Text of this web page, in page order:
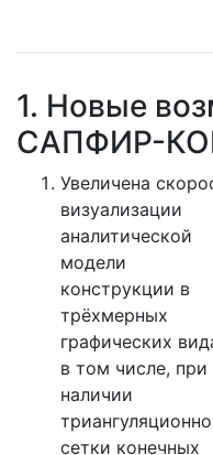
1. Новые
САПФИР-
Увеличена
визуализации
аналитической
модели
конструкции в
трёхмерных
графических
в том числе, при
наличии
сетки конечных